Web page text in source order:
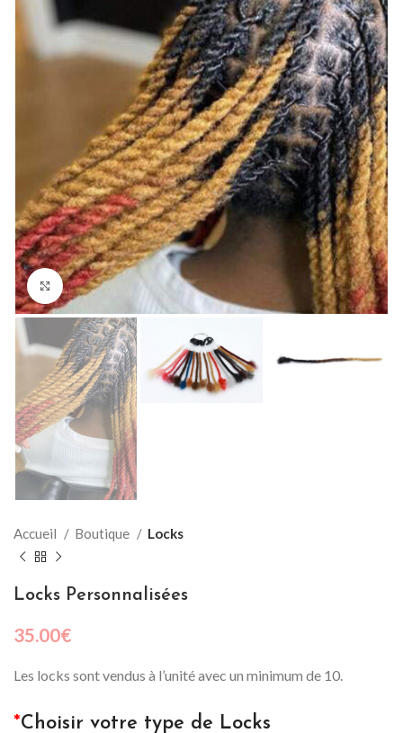
Cliquez pour agrandir
Accueil Boutique Locks
Locks Personnalisées
35.00€
Les locks sont vendus à l’unité avec un minimum de 10.
*Choisir votre type de Locks